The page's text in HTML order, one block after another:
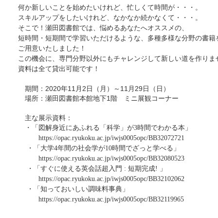
何か新しいことを始めたいけれど、忙しくて時間が・・・。
スキルアップをしたいけれど、なかなか続かなくて・・・。
そこで！瀬田図書館では、悩めるあなたへオススメの、
短時間・短期間で学習いただけるような、多種多様な分野の書籍
ご用意いたしました！
この機会に、専門分野以外にもチャレンジして新しい道を作りま
資料は全て貸出可能です！
期間：2020年11月2日（月）～11月29日（日）
場所：瀬田図書館本館地下1階 ミニ展観コーナー
主な展示資料：
・「図解身近にあふれる「科学」が3時間でわかる本」
https://opac.ryukoku.ac.jp/iwjs0005opc/BB32072721
・「大学4年間の社会学が10時間でざっと学べる」
https://opac.ryukoku.ac.jp/iwjs0005opc/BB32080523
・「すぐに使える英会話超入門 : 短期完成! 」
https://opac.ryukoku.ac.jp/iwjs0005opc/BB32102062
・「知っておいしい調味料事典」
https://opac.ryukoku.ac.jp/iwjs0005opc/BB32119965